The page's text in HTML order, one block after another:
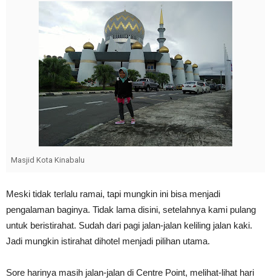
Masjid Kota Kinabalu
Meski tidak terlalu ramai, tapi mungkin ini bisa menjadi
pengalaman baginya. Tidak lama disini, setelahnya kami pulang
untuk beristirahat. Sudah dari pagi jalan-jalan keliling jalan kaki.
Jadi mungkin istirahat dihotel menjadi pilihan utama.
Sore harinya masih jalan-jalan di Centre Point, melihat-lihat hari